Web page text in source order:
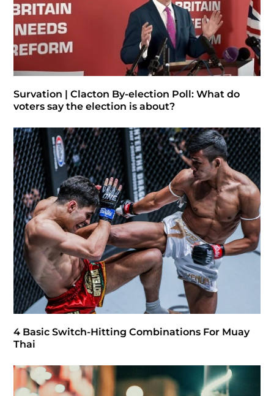
Survation | Clacton By-election Poll: What do
voters say the election is about?
4 Basic Switch-Hitting Combinations For Muay
Thai